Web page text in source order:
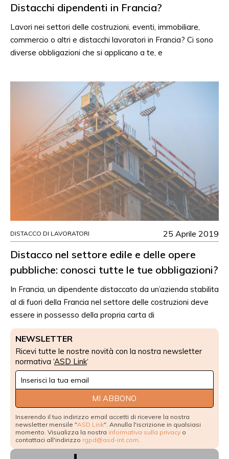
NEWSLETTER
Ricevi tutte le nostre novità con la nostra newsletter
normativa ‘ASD Link‘
Newsletter
Signup
MI ABBONO
Inserendo il tuo indirizzo email accetti di ricevere la nostra
newsletter mensile "ASD Link". Annulla l'iscrizione in qualsiasi
momento. Visualizza la nostra informativa sulla privacy o
contattaci all'indirizzo rgpd@asd-int.com.
Distacchi dipendenti in Francia?
Lavori nei settori delle costruzioni, eventi, immobiliare,
commercio o altri e distacchi lavoratori in Francia? Ci sono
diverse obbligazioni che si applicano a te, e
DISTACCO DI LAVORATORI 25 Aprile 2019
Distacco nel settore edile e delle opere
pubbliche: conosci tutte le tue obbligazioni?
In Francia, un dipendente distaccato da un’azienda stabilita
al di fuori della Francia nel settore delle costruzioni deve
essere in possesso della propria carta di